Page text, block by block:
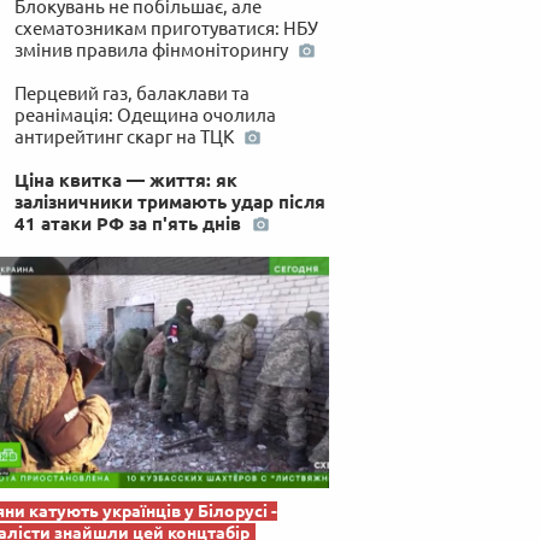
Блокувань не побільшає, але
схематозникам приготуватися: НБУ
змінив правила фінмоніторингу
Перцевий газ, балаклави та
реанімація: Одещина очолила
антирейтинг скарг на ТЦК
Ціна квитка — життя: як
залізничники тримають удар після
41 атаки РФ за п'ять днів
катують українців у Білорусі -
знайшли цей концтабір